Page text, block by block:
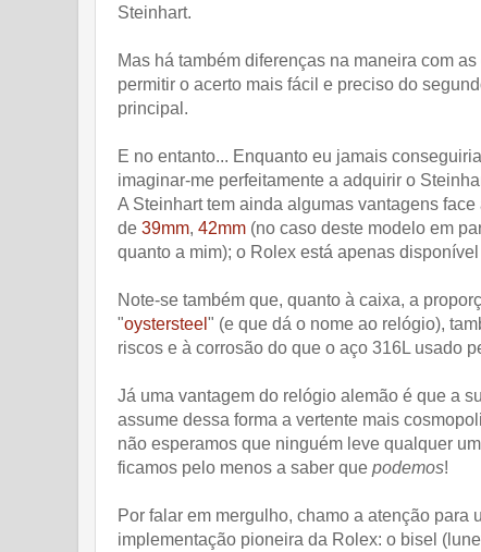
Steinhart.
Mas há também diferenças na maneira com
permitir o acerto mais fácil e preciso do
principal.
E no entanto... Enquanto eu jamais
imaginar-me perfeitamente a adquirir o
A Steinhart tem ainda algumas vantagens
de 39mm, 42mm (no caso deste modelo em
quanto a mim); o Rolex está apenas
Note-se também que, quanto à caixa, a
"oystersteel " (e que dá o nome ao relógio),
riscos e à corrosão do que o aço 316L usado
Já uma vantagem do relógio alemão é que a
assume dessa forma a vertente mais
não esperamos que ninguém leve qualquer
ficamos pelo menos a saber que podemos!
Por falar em mergulho, chamo a atenção
implementação pioneira da Rolex: o bisel